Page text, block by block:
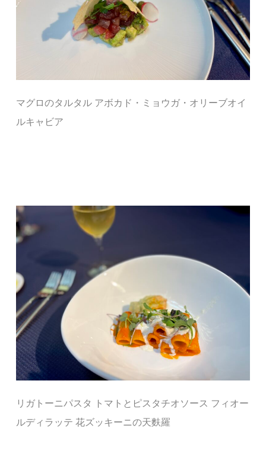
マグロのタルタル アボカド・ミョウガ・オリーブオイ
ルキャビア
リガトーニパスタ トマトとピスタチオソース フィオー
ルディラッテ 花ズッキーニの天麩羅